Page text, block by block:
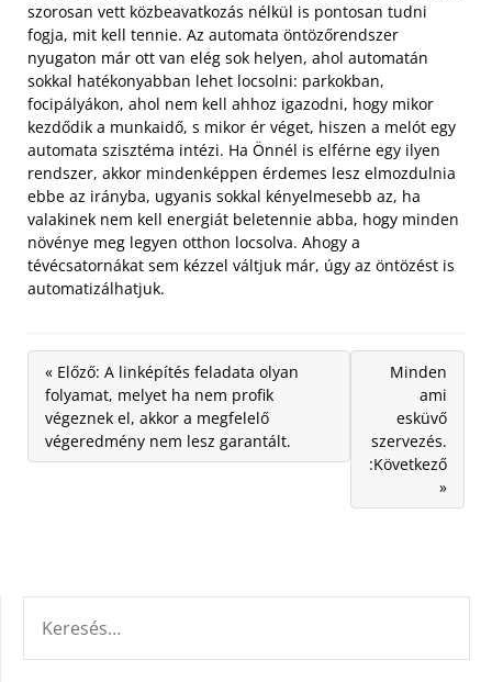
szorosan vett közbeavatkozás nélkül is pontosan tudni
fogja, mit kell tennie. Az automata öntözőrendszer
nyugaton már ott van elég sok helyen, ahol automatán
sokkal hatékonyabban lehet locsolni: parkokban,
focipályákon, ahol nem kell ahhoz igazodni, hogy mikor
kezdődik a munkaidő, s mikor ér véget, hiszen a melót egy
automata szisztéma intézi. Ha Önnél is elférne egy ilyen
rendszer, akkor mindenképpen érdemes lesz elmozdulnia
ebbe az irányba, ugyanis sokkal kényelmesebb az, ha
valakinek nem kell energiát beletennie abba, hogy minden
növénye meg legyen otthon locsolva. Ahogy a
tévécsatornákat sem kézzel váltjuk már, úgy az öntözést is
automatizálhatjuk.
« Előző: A linképítés feladata olyan
folyamat, melyet ha nem profik
végeznek el, akkor a megfelelő
végeredmény nem lesz garantált.
Minden
ami
esküvő
szervezés.
:Következő
»